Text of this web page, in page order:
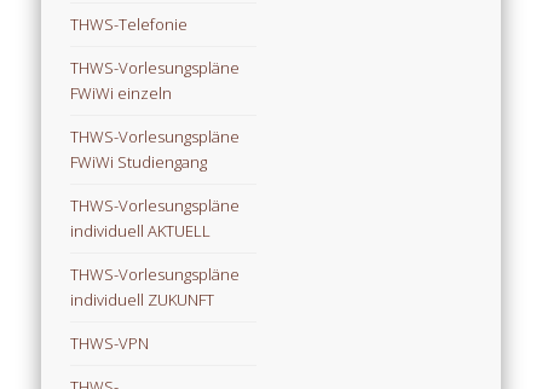
THWS-Telefonie
THWS-Vorlesungspläne
FWiWi einzeln
THWS-Vorlesungspläne
FWiWi Studiengang
THWS-Vorlesungspläne
individuell AKTUELL
THWS-Vorlesungspläne
individuell ZUKUNFT
THWS-VPN